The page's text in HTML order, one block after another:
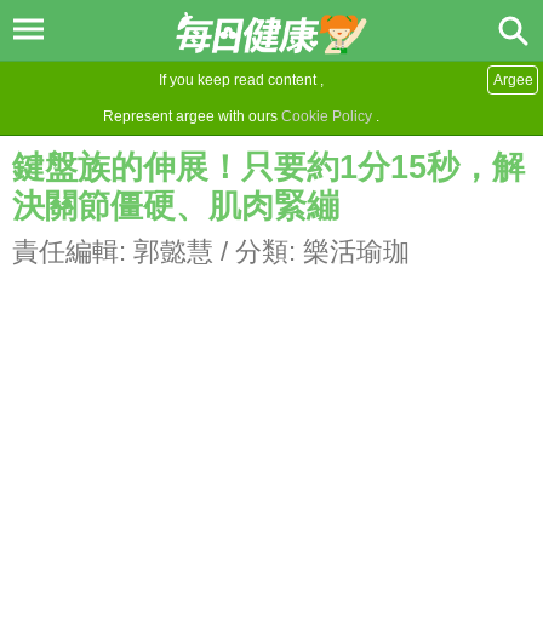
If you keep read content ,
Represent argee with ours Cookie Policy .
Argee
鍵盤族的伸展！只要約1分15秒，解
決關節僵硬、肌肉緊繃
責任編輯: 郭懿慧 / 分類: 樂活瑜珈